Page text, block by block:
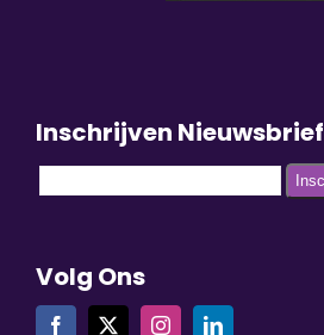
Inschrijven Nieuwsbrief
Volg Ons